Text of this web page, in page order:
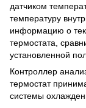
датчиком
температуру
информацию о
термостата,
установленной
Контроллер
термостат
системы